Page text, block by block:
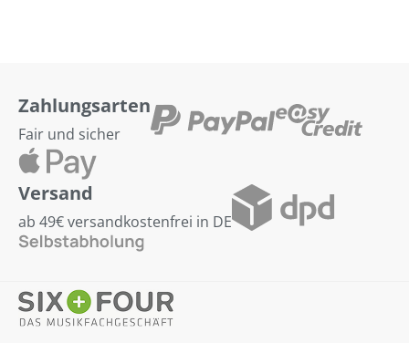
Zahlungsarten
Fair und sicher
Versand
ab 49€ versandkostenfrei in DE